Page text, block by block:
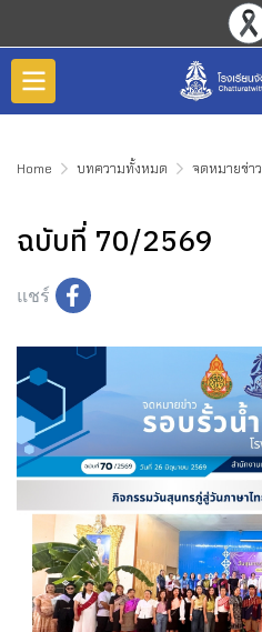
Home บทความทั้งหมด จดหมายข่าว
ฉบับที่ 70/2569
แชร์